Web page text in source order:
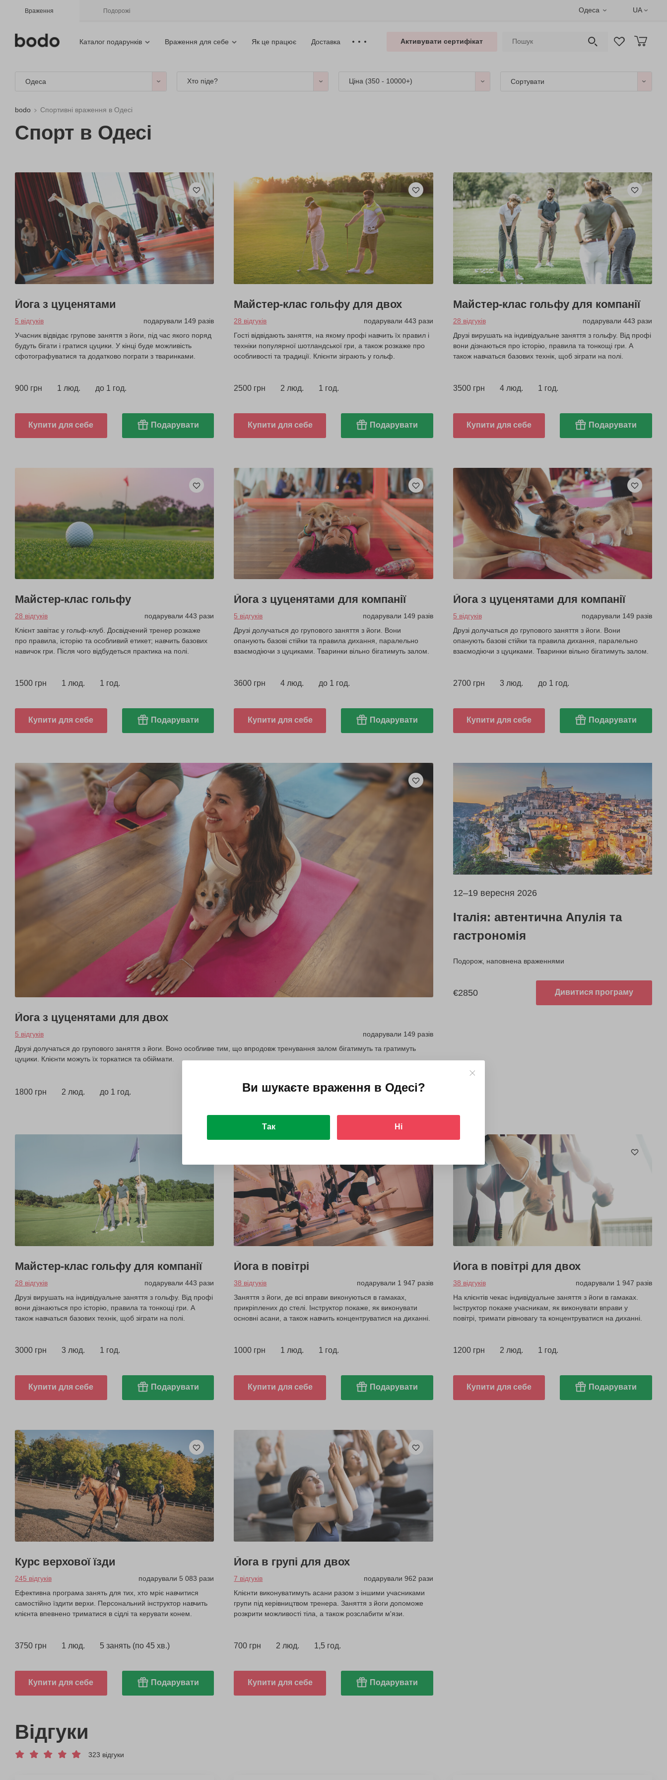
Враження Подорожі Одеса UA
Каталог подарунків Враження для себе Як це працює Доставка Активувати сертифікат
Одеса Хто піде? Ціна (350 - 10000+) Сортувати
bodo Спортивні враження в Одесі
Спорт в Одесі
Йога з цуценятами
5 відгуків
подарували 149 разів
Учасник відвідає групове заняття з йоги, під час якого поряд
будуть бігати і гратися цуцики. У кінці буде можливість
сфотографуватися та додатково пограти з тваринками.
900 грн 1 люд. до 1 год.
Купити для себе Подарувати
Майстер-клас гольфу для двох
28 відгуків
подарували 443 рази
Гості відвідають заняття, на якому профі навчить їх правил і
техніки популярної шотландської гри, а також розкаже про
особливості та традиції. Клієнти зіграють у гольф.
2500 грн 2 люд. 1 год.
Купити для себе Подарувати
Майстер-клас гольфу для компанії
28 відгуків
подарували 443 рази
Друзі вирушать на індивідуальне заняття з гольфу. Від профі
вони дізнаються про історію, правила та тонкощі гри. А
також навчаться базових технік, щоб зіграти на полі.
3500 грн 4 люд. 1 год.
Купити для себе Подарувати
Майстер-клас гольфу
28 відгуків
подарували 443 рази
Клієнт завітає у гольф-клуб. Досвідчений тренер розкаже
про правила, історію та особливий етикет; навчить базових
навичок гри. Після чого відбудеться практика на полі.
1500 грн 1 люд. 1 год.
Купити для себе Подарувати
Йога з цуценятами для компанії
5 відгуків
подарували 149 разів
Друзі долучаться до групового заняття з йоги. Вони
опанують базові стійки та правила дихання, паралельно
взаємодіючи з цуциками. Тваринки вільно бігатимуть залом.
3600 грн 4 люд. до 1 год.
Купити для себе Подарувати
Йога з цуценятами для компанії
5 відгуків
подарували 149 разів
Друзі долучаться до групового заняття з йоги. Вони
опанують базові стійки та правила дихання, паралельно
взаємодіючи з цуциками. Тваринки вільно бігатимуть залом.
2700 грн 3 люд. до 1 год.
Купити для себе Подарувати
Йога з цуценятами для двох
5 відгуків
подарували 149 разів
Друзі долучаться до групового заняття з йоги. Воно особливе тим, що впродовж тренування залом бігатимуть та гратимуть
цуцики. Клієнти можуть їх торкатися та обіймати.
1800 грн 2 люд. до 1 год. Купити для себе Подарувати
12–19 вересня 2026
Італія: автентична Апулія та
гастрономія
Подорож, наповнена враженнями
€2850 Дивитися програму
Майстер-клас гольфу для компанії
28 відгуків
подарували 443 рази
Друзі вирушать на індивідуальне заняття з гольфу. Від профі
вони дізнаються про історію, правила та тонкощі гри. А
також навчаться базових технік, щоб зіграти на полі.
3000 грн 3 люд. 1 год.
Купити для себе Подарувати
Йога в повітрі
38 відгуків
подарували 1 947 разів
Заняття з йоги, де всі вправи виконуються в гамаках,
прикріплених до стелі. Інструктор покаже, як виконувати
основні асани, а також навчить концентруватися на диханні.
1000 грн 1 люд. 1 год.
Купити для себе Подарувати
Йога в повітрі для двох
38 відгуків
подарували 1 947 разів
На клієнтів чекає індивідуальне заняття з йоги в гамаках.
Інструктор покаже учасникам, як виконувати вправи у
повітрі, тримати рівновагу та концентруватися на диханні.
1200 грн 2 люд. 1 год.
Купити для себе Подарувати
Курс верхової їзди
245 відгуків
подарували 5 083 рази
Ефективна програма занять для тих, хто мріє навчитися
самостійно їздити верхи. Персональний інструктор навчить
клієнта впевнено триматися в сідлі та керувати конем.
3750 грн 1 люд. 5 занять (по 45 хв.)
Купити для себе Подарувати
Йога в групі для двох
7 відгуків
подарували 962 рази
Клієнти виконуватимуть асани разом з іншими учасниками
групи під керівництвом тренера. Заняття з йоги допоможе
розкрити можливості тіла, а також розслабити м'язи.
700 грн 2 люд. 1,5 год.
Купити для себе Подарувати
Відгуки
323 відгуки
Ви шукаєте враження в Одесі?
Так Ні